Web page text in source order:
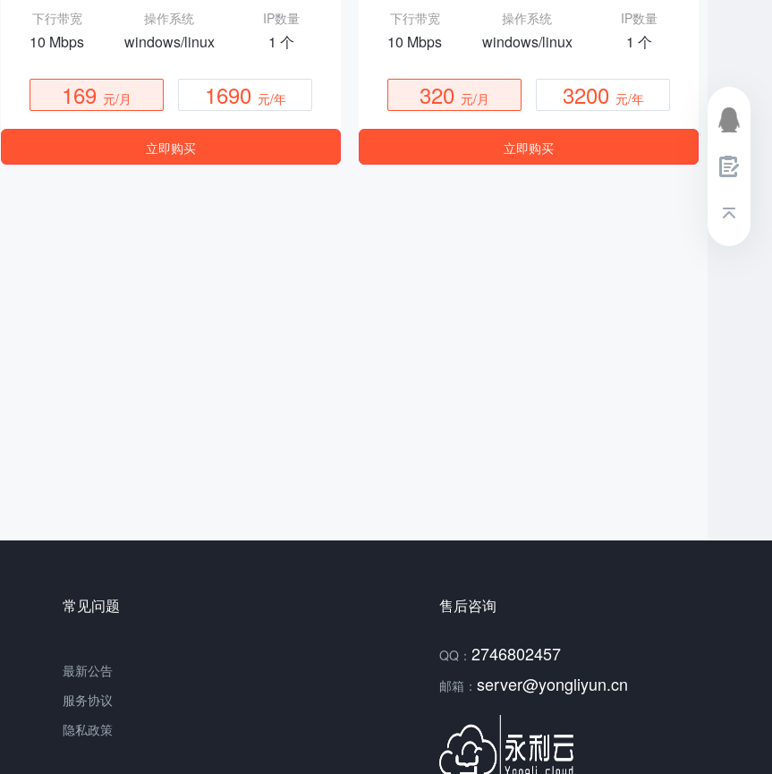
下行带宽
10 Mbps
操作系统
windows/linux
IP数量
1 个
169 元/月 1690 元/年
立即购买
下行带宽
10 Mbps
操作系统
windows/linux
IP数量
1 个
320 元/月 3200 元/年
立即购买
常见问题
最新公告
服务协议
隐私政策
售后咨询
QQ： 2746802457
邮箱： server@yongliyun.cn